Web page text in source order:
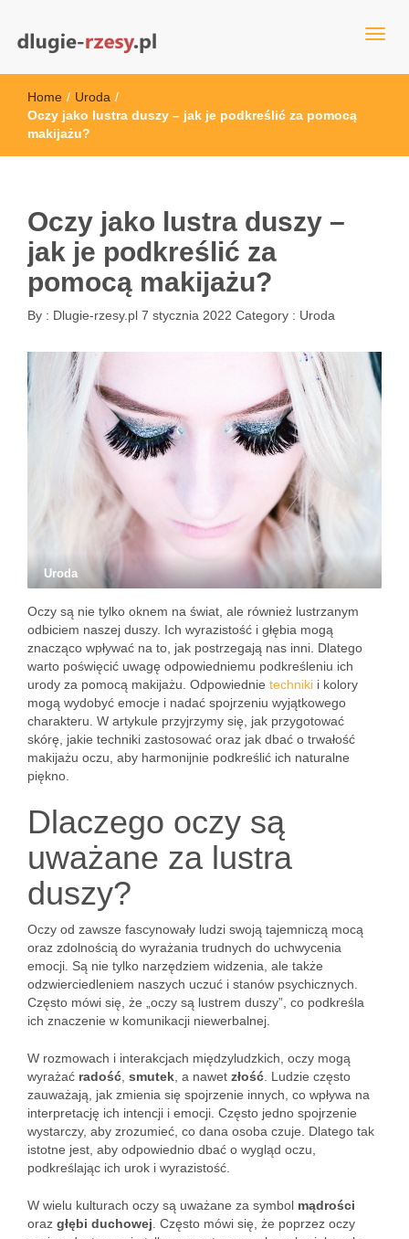
dlugie-rzesy.pl
Home / Uroda /
Oczy jako lustra duszy – jak je podkreślić za pomocą
makijażu?
Oczy jako lustra duszy –
jak je podkreślić za
pomocą makijażu?
By : Dlugie-rzesy.pl 7 stycznia 2022 Category : Uroda
Uroda
Oczy są nie tylko oknem na świat, ale również lustrzanym
odbiciem naszej duszy. Ich wyrazistość i głębia mogą
znacząco wpływać na to, jak postrzegają nas inni. Dlatego
warto poświęcić uwagę odpowiedniemu podkreśleniu ich
urody za pomocą makijażu. Odpowiednie techniki i kolory
mogą wydobyć emocje i nadać spojrzeniu wyjątkowego
charakteru. W artykule przyjrzymy się, jak przygotować
skórę, jakie techniki zastosować oraz jak dbać o trwałość
makijażu oczu, aby harmonijnie podkreślić ich naturalne
piękno.
Dlaczego oczy są
uważane za lustra
duszy?
Oczy od zawsze fascynowały ludzi swoją tajemniczą mocą
oraz zdolnością do wyrażania trudnych do uchwycenia
emocji. Są nie tylko narzędziem widzenia, ale także
odzwierciedleniem naszych uczuć i stanów psychicznych.
Często mówi się, że „oczy są lustrem duszy”, co podkreśla
ich znaczenie w komunikacji niewerbalnej.
W rozmowach i interakcjach międzyludzkich, oczy mogą
wyrażać radość smutek , a nawet złość . Ludzie często
zauważają, jak zmienia się spojrzenie innych, co wpływa na
interpretację ich intencji i emocji. Często jedno spojrzenie
wystarczy, aby zrozumieć, co dana osoba czuje. Dlatego tak
istotne jest, aby odpowiednio dbać o wygląd oczu,
podkreślając ich urok i wyrazistość.
W wielu kulturach oczy są uważane za symbol mądrości
oraz głębi duchowej . Często mówi się, że poprzez oczy